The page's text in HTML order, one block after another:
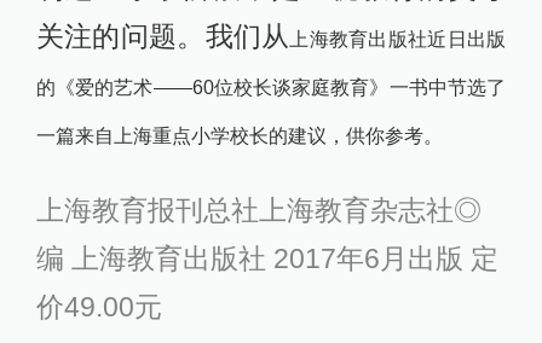
关注的问题。我们从 上海教育出版社近日出版
的《爱的艺术——60位校长谈家庭教育》一书中节选了
一篇来自上海重点小学校长的建议，供你参考。
上海教育报刊总社上海教育杂志社◎
编 上海教育出版社 2017年6月出版 定
价49.00元